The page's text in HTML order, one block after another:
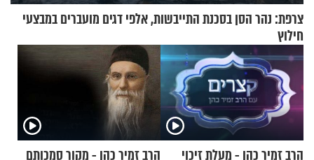
צרפת: נהר הסן בסכנת התייבשות, אלפי דגים מועברים במבצעי
חילוץ
הרב זמיר כהן - מעלת זיכוי
הרב זמיר כהן - מקור סמכותם